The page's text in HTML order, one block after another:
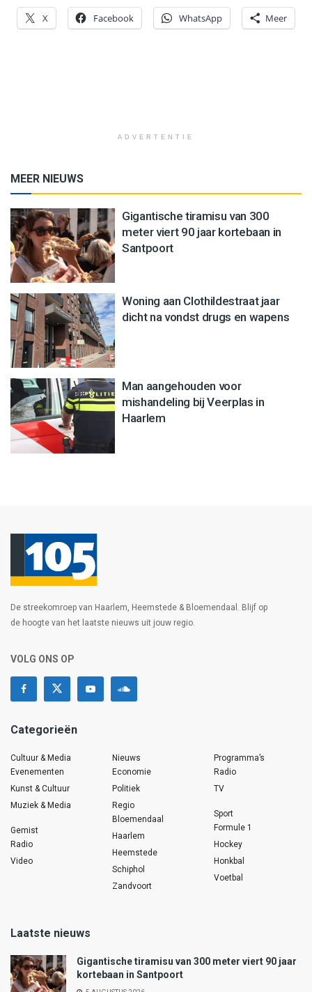
X Facebook WhatsApp Meer
ADVERTENTIE
MEER NIEUWS
Gigantische tiramisu van 300
meter viert 90 jaar kortebaan in
Santpoort
Woning aan Clothildestraat jaar
dicht na vondst drugs en wapens
Man aangehouden voor
mishandeling bij Veerplas in
Haarlem
De streekomroep van Haarlem, Heemstede & Bloemendaal. Blijf op
de hoogte van het laatste nieuws uit jouw regio.
VOLG ONS OP
Categorieën
Cultuur & Media
Evenementen
Kunst & Cultuur
Muziek & Media
Gemist
Radio
Video
Nieuws
Economie
Politiek
Regio
Bloemendaal
Haarlem
Heemstede
Schiphol
Zandvoort
Programma’s
Radio
TV
Sport
Formule 1
Hockey
Honkbal
Voetbal
Laatste nieuws
Gigantische tiramisu van 300 meter viert 90 jaar
kortebaan in Santpoort